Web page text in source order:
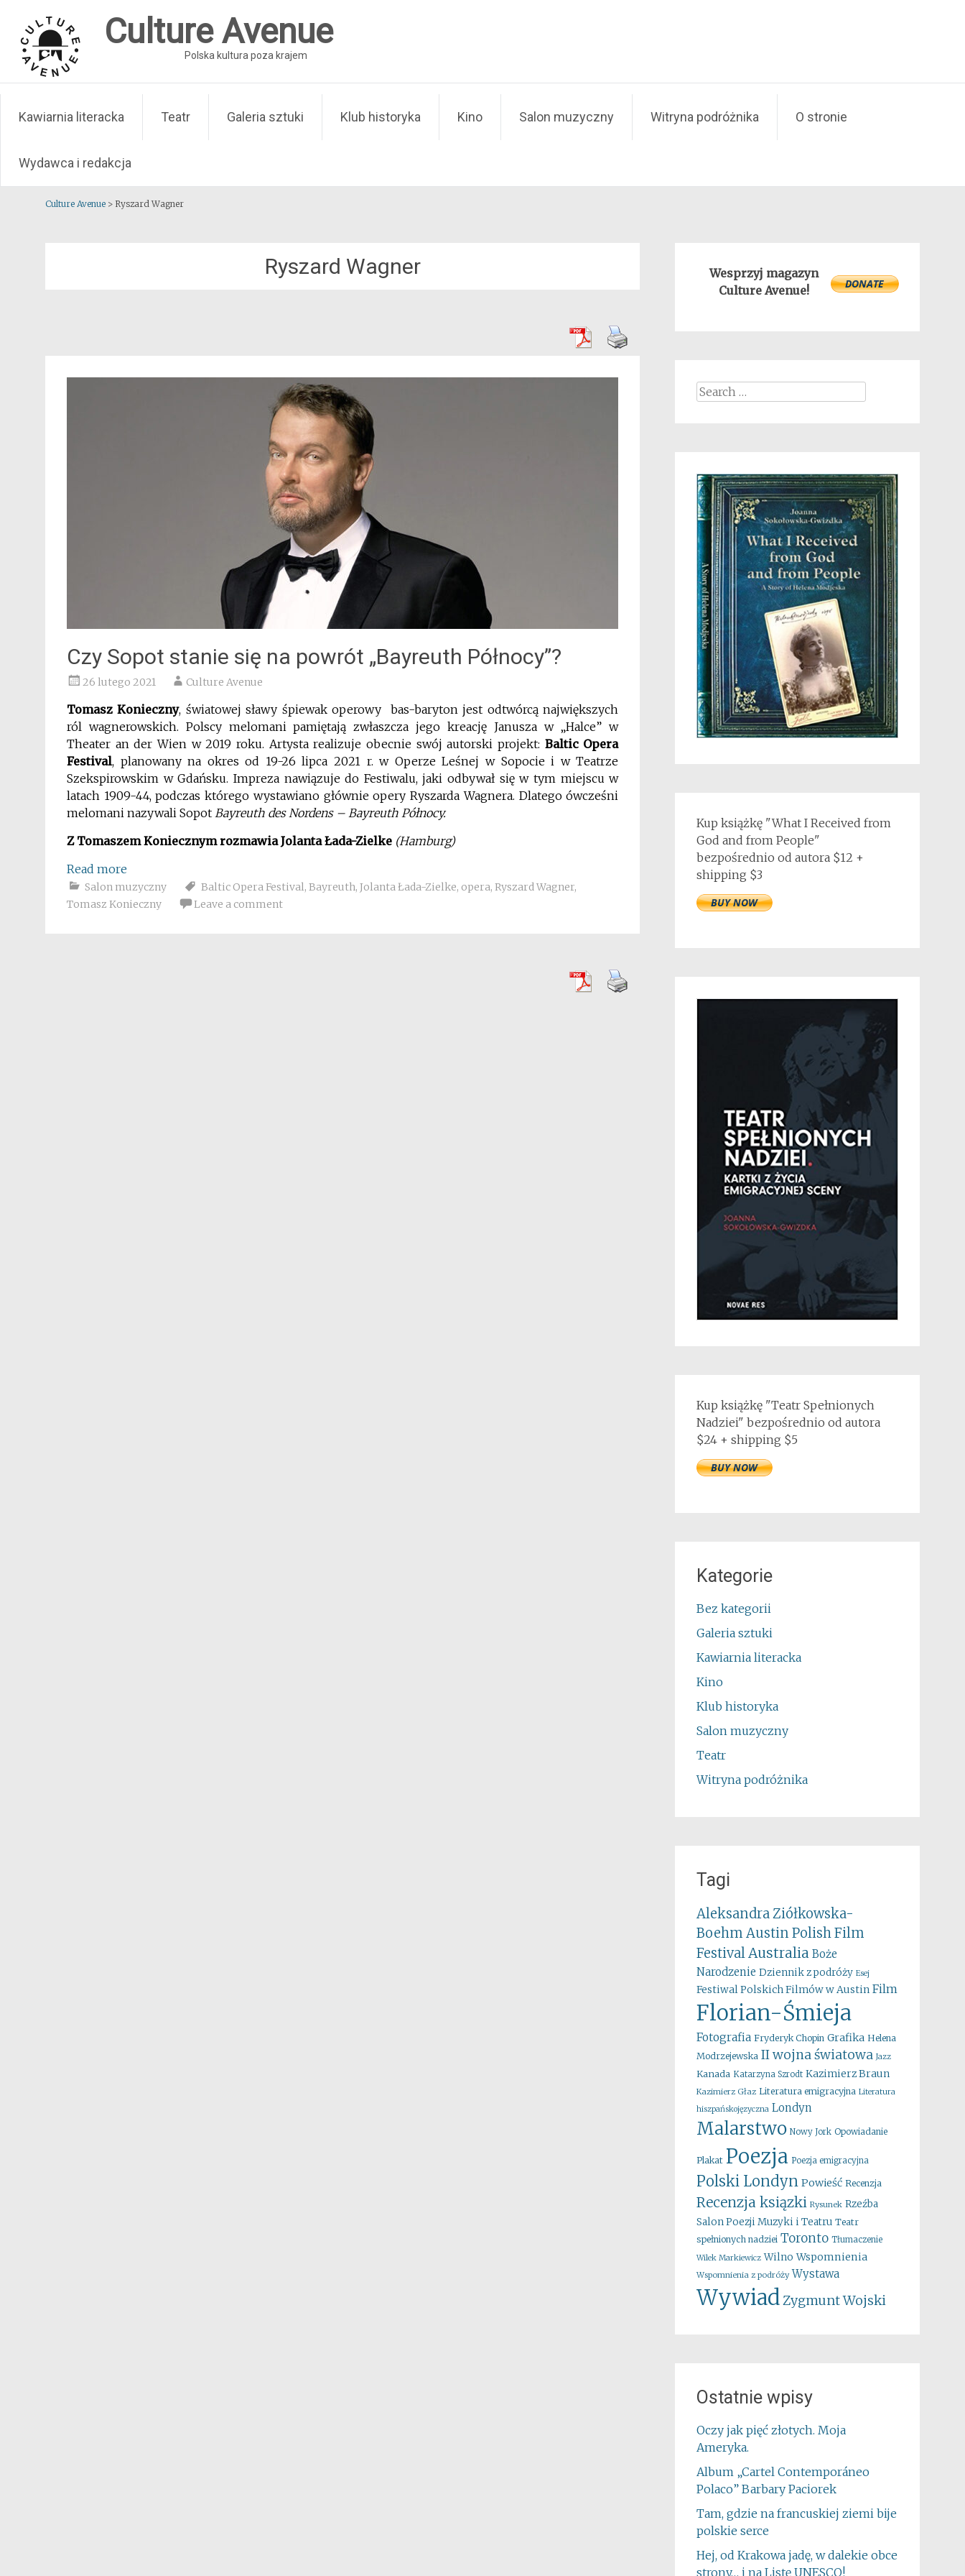
content
Culture Avenue
Polska kultura poza krajem
Kawiarnia literacka Teatr Galeria sztuki Klub historyka Kino Salon muzyczny Witryna podróżnika O stronie
Wydawca i redakcja
Culture Avenue > Ryszard Wagner
Ryszard Wagner
Czy Sopot stanie się na powrót „Bayreuth Północy”?
26 lutego 2021 Culture Avenue
Tomasz Konieczny, światowej sławy śpiewak operowy bas-baryton jest odtwórcą największych
ról wagnerowskich. Polscy melomani pamiętają zwłaszcza jego kreację Janusza w „Halce” w
Theater an der Wien w 2019 roku. Artysta realizuje obecnie swój autorski projekt: Baltic Opera
Festival, planowany na okres od 19-26 lipca 2021 r. w Operze Leśnej w Sopocie i w Teatrze
Szekspirowskim w Gdańsku. Impreza nawiązuje do Festiwalu, jaki odbywał się w tym miejscu w
latach 1909-44, podczas którego wystawiano głównie opery Ryszarda Wagnera. Dlatego ówcześni
melomani nazywali Sopot Bayreuth des Nordens – Bayreuth Północy.
Z Tomaszem Koniecznym rozmawia Jolanta Łada-Zielke (Hamburg)
Read more
Salon muzyczny Baltic Opera Festival, Bayreuth, Jolanta Łada-Zielke, opera, Ryszard Wagner,
Tomasz Konieczny
Leave a comment
Wesprzyj magazyn
Culture Avenue!
Search
Kup książkę "What I Received from
God and from People"
bezpośrednio od autora $12 +
shipping $3
Kup książkę "Teatr Spełnionych
Nadziei" bezpośrednio od autora
$24 + shipping $5
Kategorie
Bez kategorii
Galeria sztuki
Kawiarnia literacka
Kino
Klub historyka
Salon muzyczny
Teatr
Witryna podróżnika
Tagi
Aleksandra Ziółkowska-
Boehm Austin Polish Film
FestivalAustralia Boże
Narodzenie Dziennik z podróży Esej
Festiwal Polskich Filmów w Austin Film
Florian-Śmieja
Fotografia Fryderyk Chopin Grafika Helena
Modrzejewska II wojna światowa Jazz
Kanada Katarzyna Szrodt Kazimierz Braun
Kazimierz Głaz Literatura emigracyjna Literatura
hiszpańskojęzyczna Londyn
Malarstwo Nowy Jork Opowiadanie
Plakat Poezja Poezja emigracyjna
Polski Londyn Powieść Recenzja
Recenzja ksiązki Rysunek Rzeźba
Salon Poezji Muzyki i Teatru Teatr
spełnionych nadziei Toronto Tłumaczenie
Wilek Markiewicz Wilno Wspomnienia
Wspomnienia z podróży Wystawa
WywiadZygmunt Wojski
Ostatnie wpisy
Oczy jak pięć złotych. Moja
Ameryka.
Album „Cartel Contemporáneo
Polaco” Barbary Paciorek
Tam, gdzie na francuskiej ziemi bije
polskie serce
Hej, od Krakowa jadę, w dalekie obce
strony… i na Listę UNESCO!